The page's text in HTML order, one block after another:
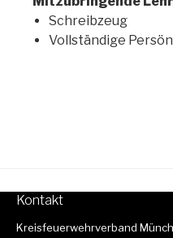
Schreibzeug
Vollständige
Kontakt
Kreisfeuerwehrverband